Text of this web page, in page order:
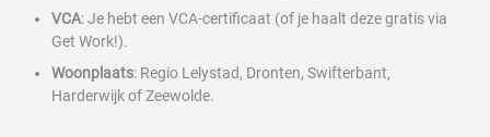
VCA: Je hebt een VCA-certificaat (of je haalt deze gratis via
Get Work!).
Woonplaats: Regio Lelystad, Dronten, Swifterbant,
Harderwijk of Zeewolde.